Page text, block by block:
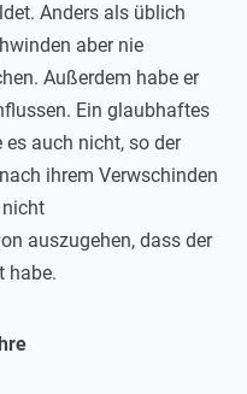
Anders als üblich
aber nie
Außerdem habe er
Ein glaubhaftes
es auch nicht, so der
ihrem Verwschinden
nicht
auszugehen, dass der
habe.